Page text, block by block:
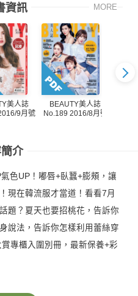
資訊 MORE
美人誌
9月號
BEAUTY美人誌
No.189 2016/8月號
介
色UP！嘟唇+臥蠶+膨頰，讓
現在韓流服才當道！看看7月
題？夏天也要招桃花，告訴你
說法，告訴你怎樣利用蕾絲穿
專櫃入圍別冊，最新保養+彩